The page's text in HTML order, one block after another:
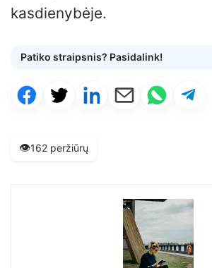
kasdienybėje.
Patiko straipsnis? Pasidalink!
👁️162 peržiūrų